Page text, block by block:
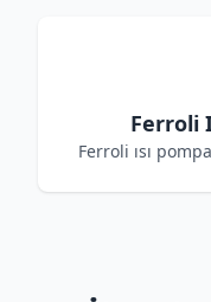
Ferroli
Ferroli ısı